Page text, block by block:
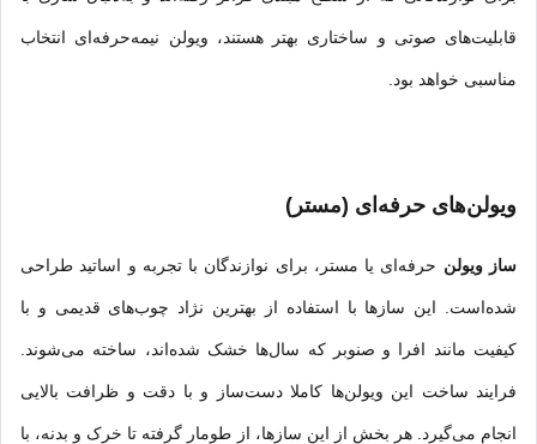
قابلیت‌های صوتی و ساختاری بهتر هستند، ویولن نیمه‌حرفه‌ای انتخاب
مناسبی خواهد بود.
ویولن‌های حرفه‌ای (مستر)
ساز ویولن حرفه‌ای یا مستر، برای نوازندگان با تجربه و اساتید طراحی
شده‌است. این سازها با استفاده از بهترین نژاد چوب‌های قدیمی و با
کیفیت مانند افرا و صنوبر که سال‌ها خشک شده‌اند، ساخته می‌شوند.
فرایند ساخت این ویولن‌ها کاملا دست‌ساز و با دقت و ظرافت بالایی
انجام می‌گیرد. هر بخش از این سازها، از طومار گرفته تا خرک و بدنه، با